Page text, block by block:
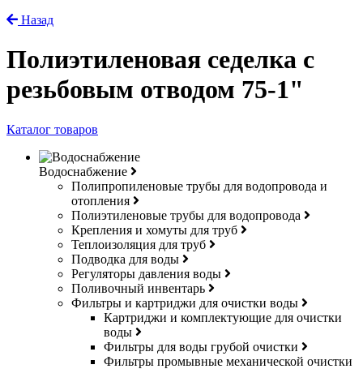
Назад
Полиэтиленовая седелка с
резьбовым отводом 75-1"
Каталог товаров
Водоснабжение
Полипропиленовые трубы для водопровода и
отопления
Полиэтиленовые трубы для водопровода
Крепления и хомуты для труб
Теплоизоляция для труб
Подводка для воды
Регуляторы давления воды
Поливочный инвентарь
Фильтры и картриджи для очистки воды
Картриджи и комплектующие для очистки
воды
Фильтры для воды грубой очистки
Фильтры промывные механической очистки